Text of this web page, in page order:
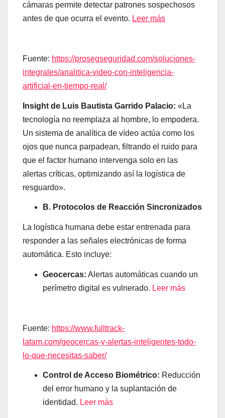
cámaras permite detectar patrones sospechosos
antes de que ocurra el evento. Leer más
Fuente: https://prosegseguridad.com/soluciones-
integrales/analitica-video-con-inteligencia-
artificial-en-tiempo-real/
Insight de Luis Bautista Garrido Palacio: «La
tecnología no reemplaza al hombre, lo empodera.
Un sistema de analítica de vídeo actúa como los
ojos que nunca parpadean, filtrando el ruido para
que el factor humano intervenga solo en las
alertas críticas, optimizando así la logística de
resguardo».
B. Protocolos de Reacción Sincronizados
La logística humana debe estar entrenada para
responder a las señales electrónicas de forma
automática. Esto incluye:
Geocercas: Alertas automáticas cuando un
perímetro digital es vulnerado. Leer más
Fuente: https://www.fulltrack-
latam.com/geocercas-y-alertas-inteligentes-todo-
lo-que-necesitas-saber/
Control de Acceso Biométrico: Reducción
del error humano y la suplantación de
identidad. Leer más